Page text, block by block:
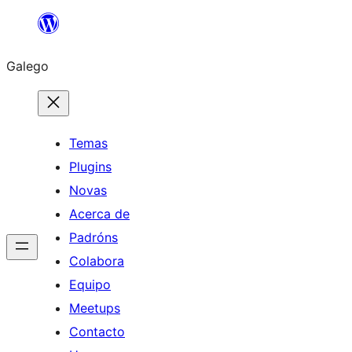
Saltar
contido
Galego
Temas
Plugins
Novas
Acerca de
Padróns
Colabora
Equipo
Meetups
Contacto